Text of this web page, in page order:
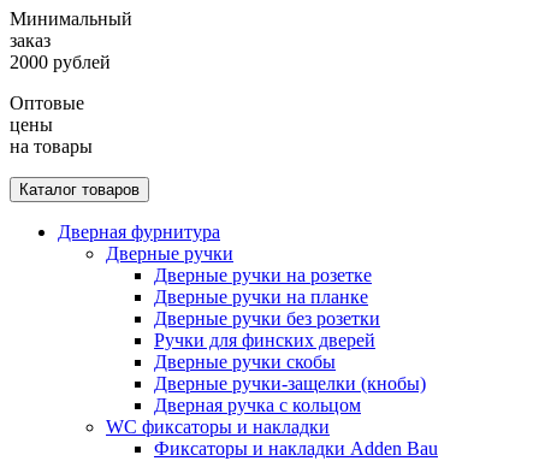
Минимальный
заказ
2000 рублей
Оптовые
цены
на товары
Каталог товаров
Дверная фурнитура
Дверные ручки
Дверные ручки на розетке
Дверные ручки на планке
Дверные ручки без розетки
Ручки для финских дверей
Дверные ручки скобы
Дверные ручки-защелки (кнобы)
Дверная ручка с кольцом
WC фиксаторы и накладки
Фиксаторы и накладки Adden Bau